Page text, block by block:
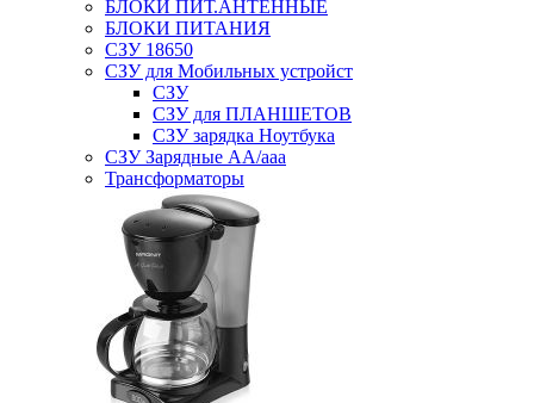
БЛОКИ ПИТ.АНТЕННЫЕ
БЛОКИ ПИТАНИЯ
СЗУ 18650
СЗУ для Мобильных устройст
СЗУ
СЗУ для ПЛАНШЕТОВ
СЗУ зарядка Ноутбука
СЗУ Зарядные АА/ааа
Трансформаторы